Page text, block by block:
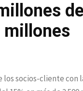
socios-cliente con